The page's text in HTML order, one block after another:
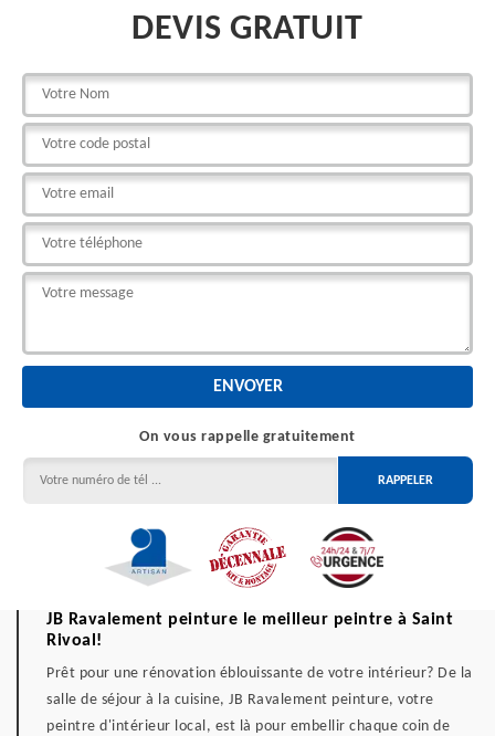
DEVIS GRATUIT
On vous rappelle gratuitement
JB Ravalement peinture le meilleur peintre à Saint
Rivoal!
Prêt pour une rénovation éblouissante de votre intérieur? De la
salle de séjour à la cuisine, JB Ravalement peinture, votre
peintre d'intérieur local, est là pour embellir chaque coin de